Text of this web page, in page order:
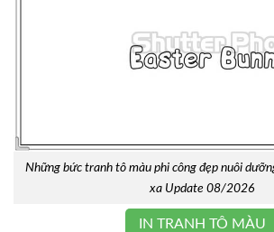
Những bức tranh tô màu phi công đẹp nuôi
xa Update 08/2026
IN TRANH TÔ MÀU